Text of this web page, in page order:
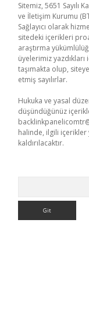
Sitemiz, 5651 Sayılı
ve İletişim Kurumu
Sağlayıcı olarak
sitedeki içerikleri
araştırma
üyelerimiz
taşımakta olup,
etmiş sayılırlar.
Hukuka ve yasal
düşündüğünüz
halinde, ilgili
kaldırılacaktır.